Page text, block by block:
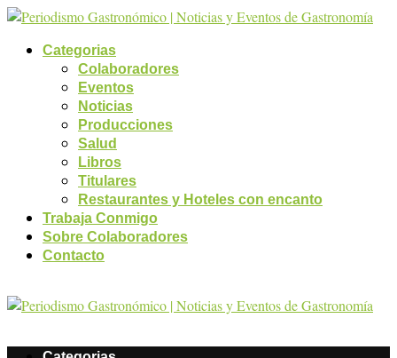
Categorias
Colaboradores
Eventos
Noticias
Producciones
Salud
Libros
Titulares
Restaurantes y Hoteles con encanto
Trabaja Conmigo
Sobre Colaboradores
Contacto